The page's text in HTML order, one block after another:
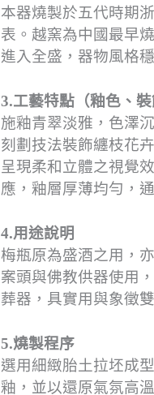
本器燒製於五代時期
表。越窯為中國最早
進入全盛，器物風格
3.工藝特點（釉色、裝
施釉青翠淡雅，色澤
刻劃技法裝飾纏枝花
呈現柔和立體之視覺
應，釉層厚薄均勻，
4.用途說明
梅瓶原為盛酒之用，
案頭與佛教供器使用
葬器，具實用與象徵
5.燒製程序
選用細緻胎土拉坯成
釉，並以還原氣氛高